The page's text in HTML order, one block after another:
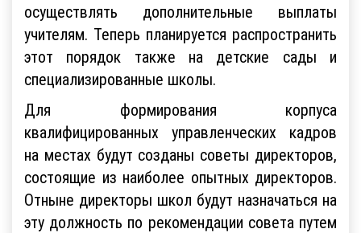
осуществлять дополнительные выплаты
учителям. Теперь планируется распространить
этот порядок также на детские сады и
специализированные школы.
Для формирования корпуса
квалифицированных управленческих кадров
на местах будут созданы советы директоров,
состоящие из наиболее опытных директоров.
Отныне директоры школ будут назначаться на
эту должность по рекомендации совета путем